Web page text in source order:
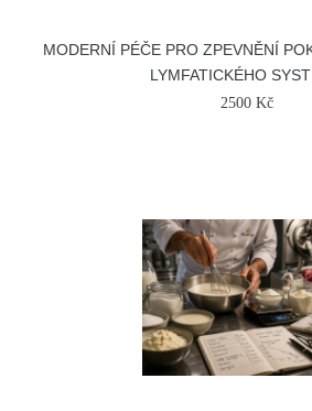
MODERNÍ PÉČE PRO ZPEVNĚNÍ
LYMFATICKÉHO
2500 Kč